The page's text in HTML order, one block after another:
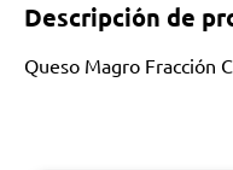
Descripción de
Queso Magro Fracción